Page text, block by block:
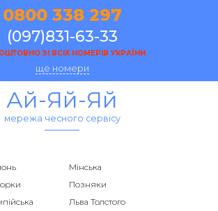
0800 338 297
(097)831-63-33
ЗІ ВСІХ НОМЕРІВ УКРАЇНИ
ще номери
Ай-Яй-Яй
мережа чесного сервісу
Мінська
Позняки
Льва Толстого